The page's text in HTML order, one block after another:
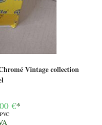
Vintage collection
€*